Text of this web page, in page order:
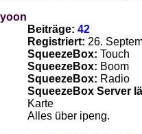
yoon
Beiträge: 42
Registriert: 26.
SqueezeBox: Touch
SqueezeBox: Boom
SqueezeBox: Radio
SqueezeBox Server
Karte
Alles über ipeng.